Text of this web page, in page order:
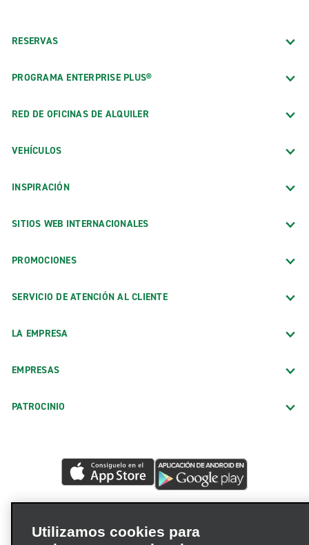
RESERVAS
PROGRAMA ENTERPRISE PLUS®
RED DE OFICINAS DE ALQUILER
VEHÍCULOS
INSPIRACIÓN
SITIOS WEB INTERNACIONALES
PROMOCIONES
SERVICIO DE ATENCIÓN AL CLIENTE
LA EMPRESA
EMPRESAS
PATROCINIO
Utilizamos cookies para